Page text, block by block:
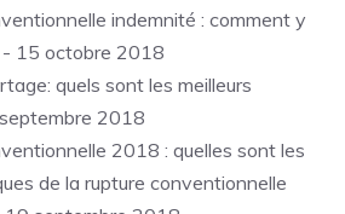
indemnité : comment y
- 15 octobre 2018
quels sont les meilleurs
2018
2018 : quelles sont les
de la rupture conventionnelle